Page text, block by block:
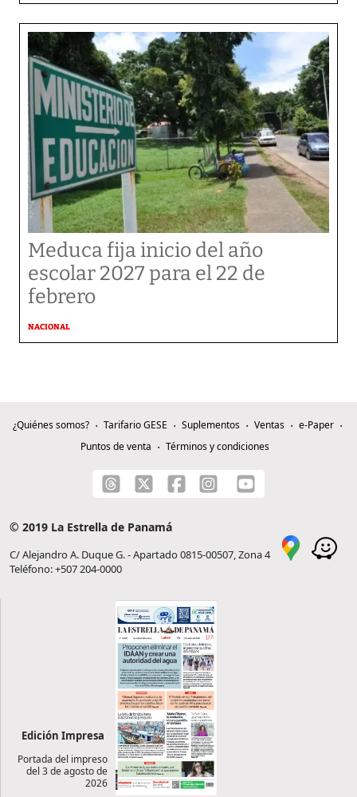
Meduca fija inicio del año
escolar 2027 para el 22 de
febrero
NACIONAL
¿Quiénes somos? Tarifario GESE Suplementos Ventas
e-Paper
Puntos de venta
Términos y condiciones
© 2019 La Estrella de Panamá
C/ Alejandro A. Duque G. - Apartado 0815-00507, Zona 4
Teléfono: +507 204-0000
Edición Impresa
Portada del impreso
del 3 de agosto de
2026